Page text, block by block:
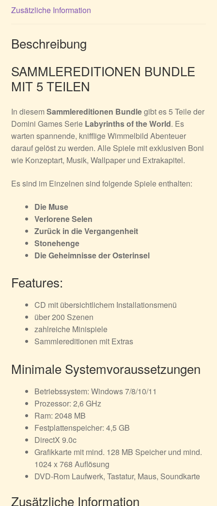
Zusätzliche Information
Beschreibung
SAMMLEREDITIONEN BUNDLE
MIT 5 TEILEN
In diesem Sammlereditionen Bundlegibt es 5 Teile der
Domini Games Serie Labyrinths of the World. Es
warten spannende, knifflige Wimmelbild Abenteuer
darauf gelöst zu werden. Alle Spiele mit exklusiven Boni
wie Konzeptart, Musik, Wallpaper und Extrakapitel.
Es sind im Einzelnen sind folgende Spiele enthalten:
Die Muse
Verlorene Selen
Zurück in die Vergangenheit
Stonehenge
Die Geheimnisse der Osterinsel
Features:
CD mit übersichtlichem Installationsmenü
über 200 Szenen
zahlreiche Minispiele
Sammlereditionen mit Extras
Minimale Systemvoraussetzungen
Betriebssystem: Windows 7/8/10/11
Prozessor: 2,6 GHz
Ram: 2048 MB
Festplattenspeicher: 4,5 GB
DirectX 9.0c
Grafikkarte mit mind. 128 MB Speicher und mind.
1024 x 768 Auflösung
DVD-Rom Laufwerk, Tastatur, Maus, Soundkarte
Zusätzliche Information